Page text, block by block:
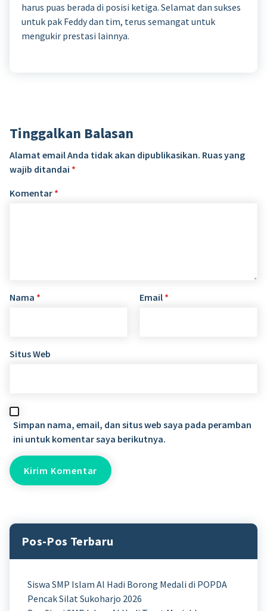
harus puas berada di posisi ketiga. Selamat dan sukses
untuk pak Feddy dan tim, terus semangat untuk
mengukir prestasi lainnya.
Tinggalkan Balasan
Alamat email Anda tidak akan dipublikasikan. Ruas yang
wajib ditandai *
Komentar *
Nama * Email *
Situs Web
Simpan nama, email, dan situs web saya pada peramban
ini untuk komentar saya berikutnya.
Pos-Pos Terbaru
Siswa SMP Islam Al Hadi Borong Medali di POPDA
Pencak Silat Sukoharjo 2026